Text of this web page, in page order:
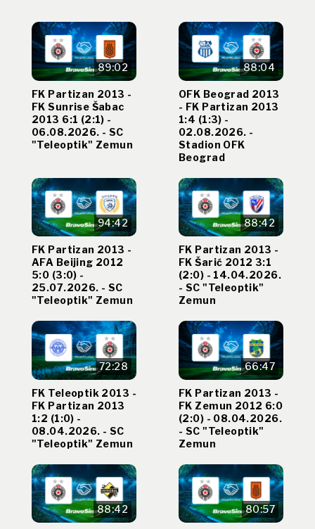
89:02
FK Partizan 2013 -
FK Sunrise Šabac
2013 6:1 (2:1) -
06.08.2026. - SC
"Teleoptik" Zemun
88:04
OFK Beograd 2013
- FK Partizan 2013
1:4 (1:3) -
02.08.2026. -
Stadion OFK
Beograd
94:42
FK Partizan 2013 -
AFA Beijing 2012
5:0 (3:0) -
25.07.2026. - SC
"Teleoptik" Zemun
88:42
FK Partizan 2013 -
FK Šarić 2012 3:1
(2:0) - 14.04.2026.
- SC "Teleoptik"
Zemun
72:28
FK Teleoptik 2013 -
FK Partizan 2013
1:2 (1:0) -
08.04.2026. - SC
"Teleoptik" Zemun
66:47
FK Partizan 2013 -
FK Zemun 2012 6:0
(2:0) - 08.04.2026.
- SC "Teleoptik"
Zemun
88:42 80:57